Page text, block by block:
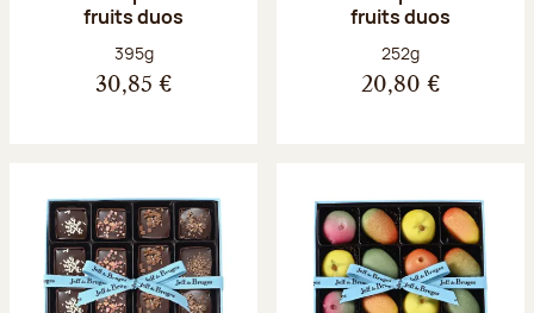
fruits duos
Poids net :
395g
30,85 €
fruits duos
Poids net :
252g
20,80 €